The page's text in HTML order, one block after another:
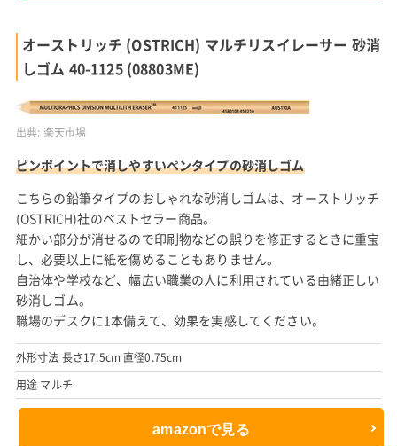
オーストリッチ (OSTRICH) マルチリスイレーサー 砂消
しゴム 40-1125 (08803ME)
出典: 楽天市場
ピンポイントで消しやすいペンタイプの砂消しゴム
こちらの鉛筆タイプのおしゃれな砂消しゴムは、オーストリッチ
(OSTRICH)社のベストセラー商品。
細かい部分が消せるので印刷物などの誤りを修正するときに重宝
し、必要以上に紙を傷めることもありません。
自治体や学校など、幅広い職業の人に利用されている由緒正しい
砂消しゴム。
職場のデスクに1本備えて、効果を実感してください。
外形寸法 長さ17.5cm 直径0.75cm
用途 マルチ
amazonで見る